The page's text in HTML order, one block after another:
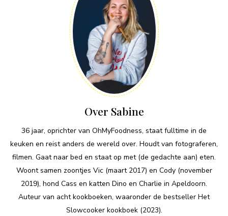
Over Sabine
36 jaar, oprichter van OhMyFoodness, staat fulltime in de
keuken en reist anders de wereld over. Houdt van fotograferen,
filmen. Gaat naar bed en staat op met (de gedachte aan) eten.
Woont samen zoontjes Vic (maart 2017) en Cody (november
2019), hond Cass en katten Dino en Charlie in Apeldoorn.
Auteur van acht kookboeken, waaronder de bestseller Het
Slowcooker kookboek (2023).